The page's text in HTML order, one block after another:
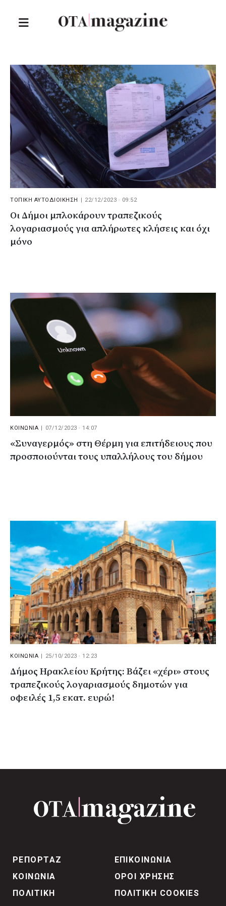
ΤΟΠΙΚΗ ΑΥΤΟΔΙΟΙΚΗΣΗ 22/12/2023 · 09:52
Οι Δήμοι μπλοκάρουν τραπεζικούς
λογαριασμούς για απλήρωτες κλήσεις και όχι
μόνο
ΚΟΙΝΩΝΙΑ 07/12/2023 · 14:07
«Συναγερμός» στη Θέρμη για επιτήδειους που
προσποιούνται τους υπαλλήλους του δήμου
ΚΟΙΝΩΝΙΑ 25/10/2023 · 12:23
Δήμος Ηρακλείου Κρήτης: Βάζει «χέρι» στους
τραπεζικούς λογαριασμούς δημοτών για
οφειλές 1,5 εκατ. ευρώ!
ΡΕΠΟΡΤΑΖ
ΚΟΙΝΩΝΙΑ
ΠΟΛΙΤΙΚΗ
ΕΠΙΚΟΙΝΩΝΙΑ
ΟΡΟΙ ΧΡΗΣΗΣ
ΠΟΛΙΤΙΚΗ COOKIES